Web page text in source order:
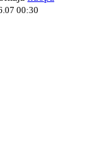
00:30